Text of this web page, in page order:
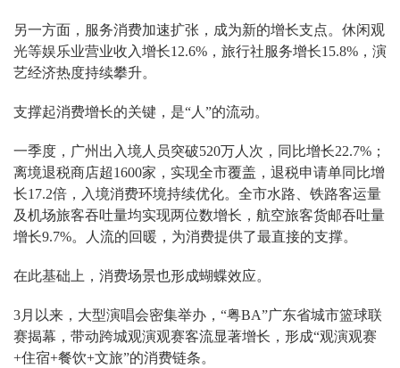
另一方面，服务消费加速扩张，成为新的增长支点。休闲观
光等娱乐业营业收入增长12.6%，旅行社服务增长15.8%，演
艺经济热度持续攀升。
支撑起消费增长的关键，是“人”的流动。
一季度，广州出入境人员突破520万人次，同比增长22.7%；
离境退税商店超1600家，实现全市覆盖，退税申请单同比增
长17.2倍，入境消费环境持续优化。全市水路、铁路客运量
及机场旅客吞吐量均实现两位数增长，航空旅客货邮吞吐量
增长9.7%。人流的回暖，为消费提供了最直接的支撑。
在此基础上，消费场景也形成蝴蝶效应。
3月以来，大型演唱会密集举办，“粤BA”广东省城市篮球联
赛揭幕，带动跨城观演观赛客流显著增长，形成“观演观赛
+住宿+餐饮+文旅”的消费链条。